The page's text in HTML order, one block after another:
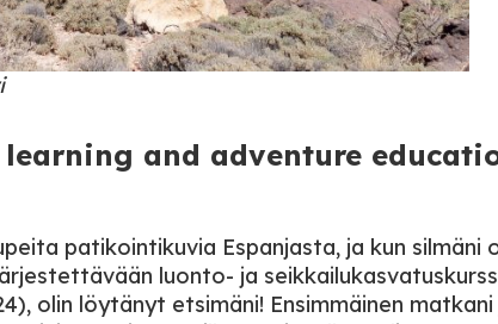
and adventure
patikointikuvia Espanjasta, ja kun silmäni
luonto- ja
olin löytänyt etsimäni! Ensimmäinen matkani